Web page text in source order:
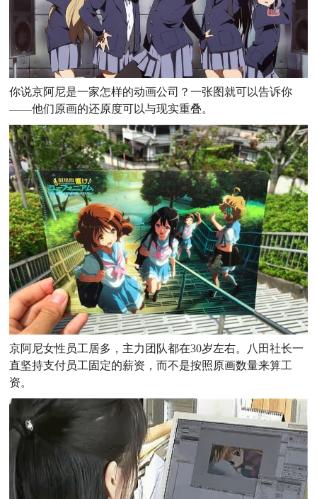
你说京阿尼是一家怎样的动画公司？一张图就可以告诉你
——他们原画的还原度可以与现实重叠。
京阿尼女性员工居多，主力团队都在30岁左右。 八田社长一
直坚持支付员工固定的薪资，而不是按照原画数量来算工
资。